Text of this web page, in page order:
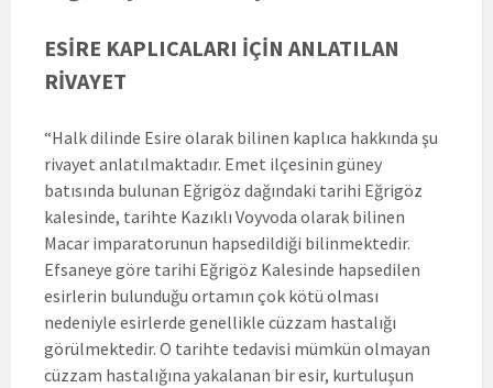
ESİRE KAPLICALARI İÇİN ANLATILAN
RİVAYET
“Halk dilinde Esire olarak bilinen kaplıca hakkında şu
rivayet anlatılmaktadır. Emet ilçesinin güney
batısında bulunan Eğrigöz dağındaki tarihi Eğrigöz
kalesinde, tarihte Kazıklı Voyvoda olarak bilinen
Macar imparatorunun hapsedildiği bilinmektedir.
Efsaneye göre tarihi Eğrigöz Kalesinde hapsedilen
esirlerin bulunduğu ortamın çok kötü olması
nedeniyle esirlerde genellikle cüzzam hastalığı
görülmektedir. O tarihte tedavisi mümkün olmayan
cüzzam hastalığına yakalanan bir esir, kurtuluşun